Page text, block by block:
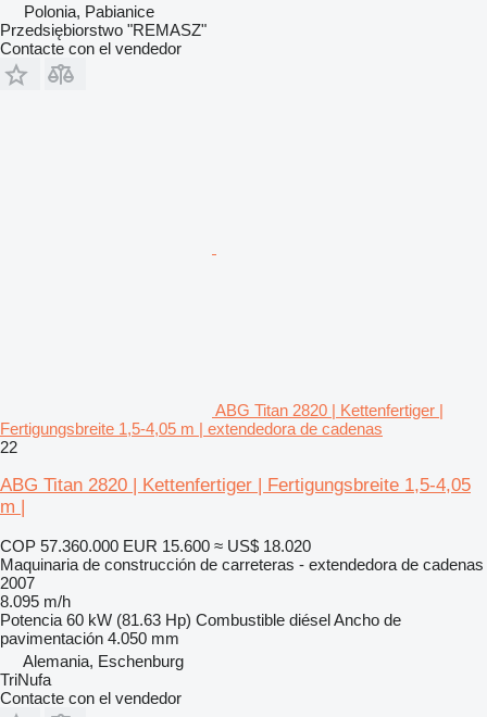
Polonia, Pabianice
Przedsiębiorstwo "REMASZ"
Contacte con el vendedor
ABG Titan 2820 | Kettenfertiger |
Fertigungsbreite 1,5-4,05 m | extendedora de cadenas
22
ABG Titan 2820 | Kettenfertiger | Fertigungsbreite 1,5-4,05
m |
COP 57.360.000 EUR 15.600 ≈ US$ 18.020
Maquinaria de construcción de carreteras - extendedora de cadenas
2007
8.095 m/h
Potencia 60 kW (81.63 Hp) Combustible diéselAncho de
pavimentación 4.050 mm
Alemania, Eschenburg
TriNufa
Contacte con el vendedor